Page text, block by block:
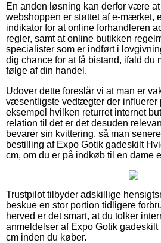
En anden løsning kan derfor være
webshoppen er støttet af e-mærket,
indikator for at online forhandleren
regler, samt at online butikken
specialister som er indført i
dig chance for at få bistand, ifald du
følge af din handel.
Udover dette foreslår vi at man er
væsentligste vedtægter der influerer
eksempel hvilken returret internet
relation til det er det desuden
bevarer sin kvittering, så man
bestilling af Expo Gotik gadeskilt
cm, om du er på indkøb til en dame
Trustpilot tilbyder adskillige
beskue en stor portion tidligere
herved er det smart, at du tolker
anmeldelser af Expo Gotik
cm inden du køber.